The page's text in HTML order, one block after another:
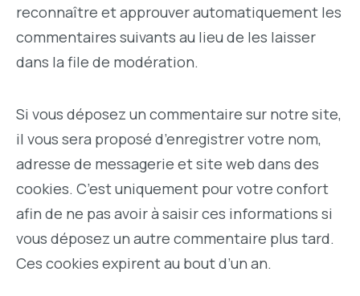
reconnaître et approuver automatiquement les
commentaires suivants au lieu de les laisser
dans la file de modération.
Si vous déposez un commentaire sur notre site,
il vous sera proposé d’enregistrer votre nom,
adresse de messagerie et site web dans des
cookies. C’est uniquement pour votre confort
afin de ne pas avoir à saisir ces informations si
vous déposez un autre commentaire plus tard.
Ces cookies expirent au bout d’un an.